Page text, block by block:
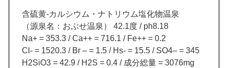
含硫黄-カルシウム・ナトリウム塩化物温泉
（源泉名：おぶせ温泉） 42.1度 / ph8.18
Na+ = 353.3 / Ca++ = 716.1 / Fe++ = 0.2
Cl- = 1520.3 / Br – = 1.5 / Hs- = 15.5 / SO4– = 345
H2SiO3 = 42.9 / H2S = 0.4 / 成分総量 = 3076mg